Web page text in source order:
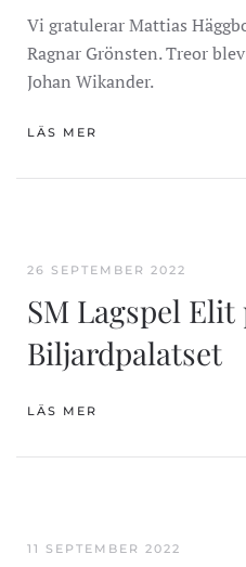
Vi gratulerar Mattias
Ragnar Grönsten. Treor
Johan Wikander.
LÄS MER
26 SEPTEMBER 2022
SM Lagspel Elit
Biljardpalatset
LÄS MER
11 SEPTEMBER 2022